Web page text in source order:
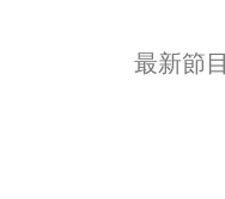
最新節目